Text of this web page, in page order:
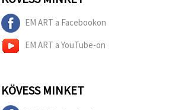
EM ART a Facebookon
EM ART a YouTube-on
KÖVESS MINKET